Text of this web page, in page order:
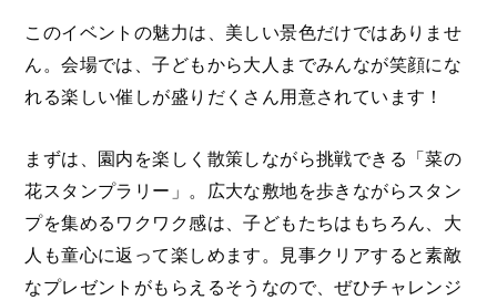
このイベントの魅力は、美しい景色だけではありませ
ん。会場では、子どもから大人までみんなが笑顔にな
れる楽しい催しが盛りだくさん用意されています！
まずは、園内を楽しく散策しながら挑戦できる「菜の
花スタンプラリー」。広大な敷地を歩きながらスタン
プを集めるワクワク感は、子どもたちはもちろん、大
人も童心に返って楽しめます。見事クリアすると素敵
なプレゼントがもらえるそうなので、ぜひチャレンジ